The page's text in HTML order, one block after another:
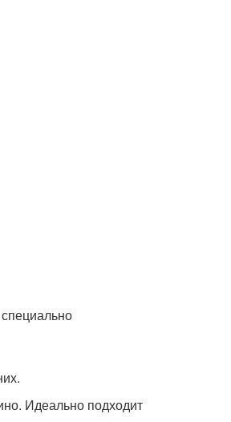
Идеально подходит